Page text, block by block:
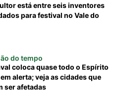
está entre seis inventores
para festival no Vale do
do tempo
coloca quase todo o Espírito
alerta; veja as cidades que
ser afetadas